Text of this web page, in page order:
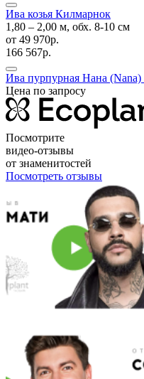
Ива козья Килмарнок
1,80 ‒ 2,00 м, обх. 8-10 см
от 49 970р.
166 567р.
Ива пурпурная Нана (Nana)
Цена по запросу
Посмотрите
видео-отзывы
от знаменитостей
Посмотреть отзывы